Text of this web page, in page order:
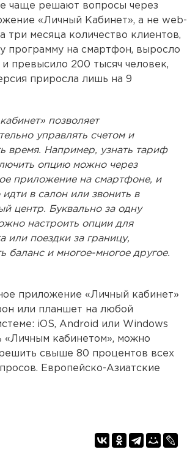
чаще решают вопросы через
«Личный Кабинет», а не web-
три месяца количество клиентов,
программу на смартфон, выросло
превысило 200 тысяч человек,
приросла лишь на 9
позволяет
управлять счетом и
время. Например, узнать тариф
опцию можно через
приложение на смартфоне, и
в салон или звонить в
центр. Буквально за одну
настроить опции для
или поездки за границу,
баланс и многое-многое другое.
приложение «Личный кабинет»
или планшет на любой
iOS, Android или Windows
«Личным кабинетом», можно
свыше 80 процентов всех
Европейско-Азиатские